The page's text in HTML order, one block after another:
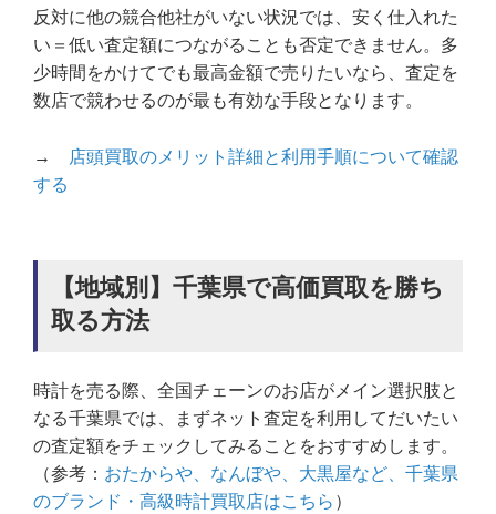
反対に他の競合他社がいない状況では、安く仕入れた
い＝低い査定額につながることも否定できません。多
少時間をかけてでも最高金額で売りたいなら、査定を
数店で競わせるのが最も有効な手段となります。
→
店頭買取のメリット詳細と利用手順について確認
する
【地域別】千葉県で高価買取を勝ち
取る方法
時計を売る際、全国チェーンのお店がメイン選択肢と
なる千葉県では、まずネット査定を利用してだいたい
の査定額をチェックしてみることをおすすめします。
（参考： おたからや、なんぼや、大黒屋など、千葉県
のブランド・高級時計買取店はこちら ）